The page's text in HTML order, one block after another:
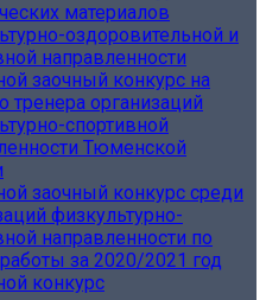
материалов
оздоровительной и
направленности
заочный конкурс на
тренера организаций
спортивной
Тюменской
заочный конкурс среди
физкультурно-
направленности по
за 2020/2021 год
конкурс